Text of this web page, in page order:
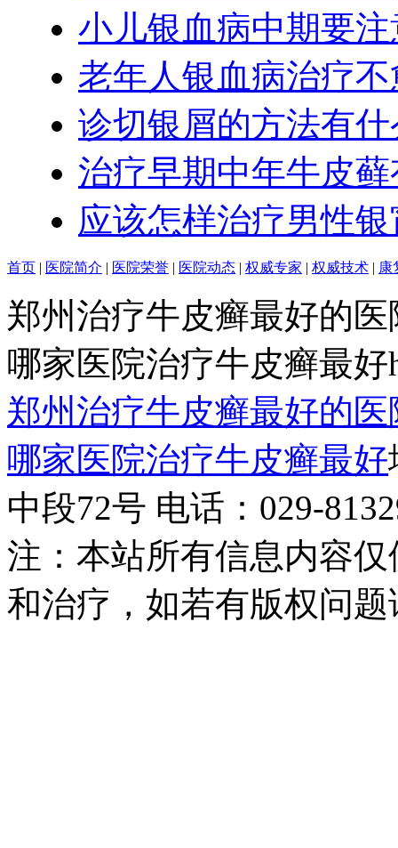
小儿银血病中期要
老年人银血病治疗
诊切银屑的方法有什
治疗早期中年牛皮
应该怎样治疗男性
首页 | 医院简介 | 医院荣誉 | 医院动态 | 权威专家 | 权威技术 | 康
郑州治疗牛皮癣最好的
哪家医院治疗牛皮癣最好
郑州治疗牛皮癣最好的
哪家医院治疗牛皮癣最好
中段72号 电话：029-
注：本站所有信息内容
和治疗，如若有版权问